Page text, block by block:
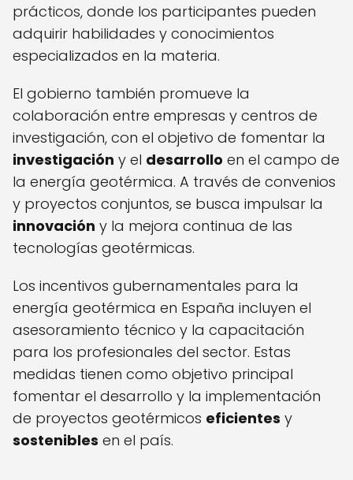
prácticos, donde los participantes pueden
adquirir habilidades y conocimientos
especializados en la materia.
El gobierno también promueve la
colaboración entre empresas y centros de
investigación, con el objetivo de fomentar la
investigación y el desarrollo en el campo de
la energía geotérmica. A través de convenios
y proyectos conjuntos, se busca impulsar la
innovación y la mejora continua de las
tecnologías geotérmicas.
Los incentivos gubernamentales para la
energía geotérmica en España incluyen el
asesoramiento técnico y la capacitación
para los profesionales del sector. Estas
medidas tienen como objetivo principal
fomentar el desarrollo y la implementación
de proyectos geotérmicos eficientes y
sostenibles en el país.